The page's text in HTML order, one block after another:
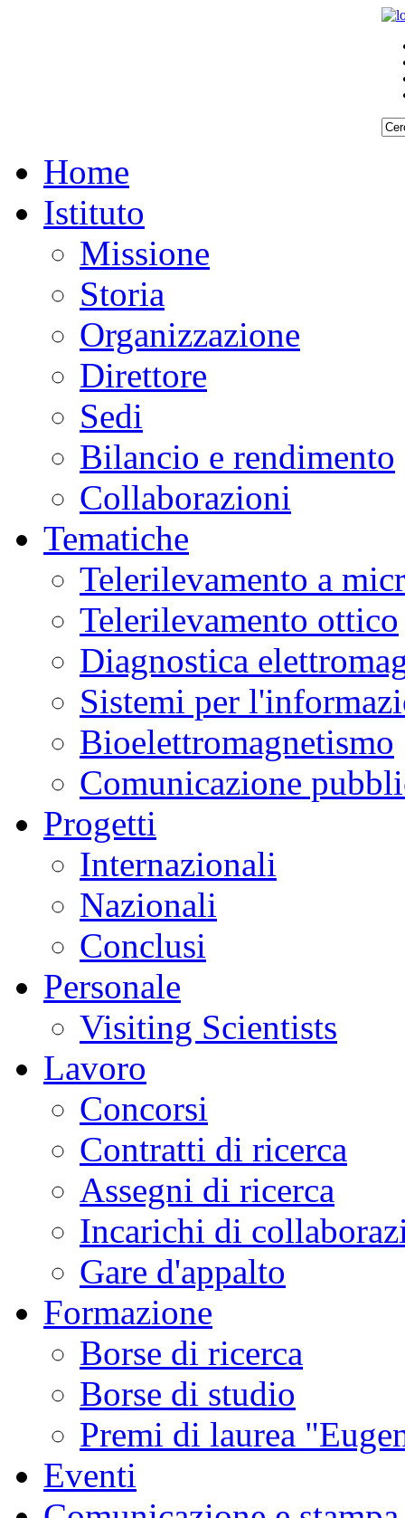
Home
Istituto
Missione
Storia
Organizzazione
Direttore
Sedi
Bilancio e rendimento
Collaborazioni
Tematiche
Telerilevamento a
Telerilevamento ottico
Diagnostica
Sistemi per
Bioelettromagnetismo
Comunicazione
Progetti
Internazionali
Nazionali
Conclusi
Personale
Visiting Scientists
Lavoro
Concorsi
Contratti di ricerca
Assegni di ricerca
Incarichi di
Gare d'appalto
Formazione
Borse di ricerca
Borse di studio
Premi di laurea
Eventi